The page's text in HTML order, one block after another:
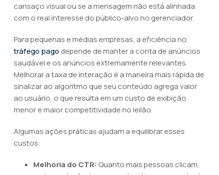
cansaço visual ou se a mensagem não está alinhada
com o real interesse do público-alvo no gerenciador.
Para pequenas e médias empresas, a eficiência no
tráfego pago depende de manter a conta de anúncios
saudável e os anúncios extremamente relevantes.
Melhorar a taxa de interação é a maneira mais rápida de
sinalizar ao algoritmo que seu conteúdo agrega valor
ao usuário, o que resulta em um custo de exibição
menor e maior competitividade no leilão.
Algumas ações práticas ajudam a equilibrar esses
custos:
Melhoria do CTR: Quanto mais pessoas clicam,